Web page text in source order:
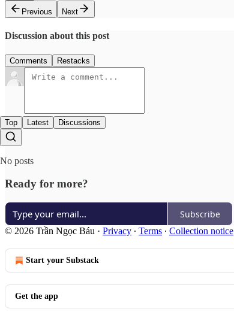
Previous
Next
Discussion about this post
Comments Restacks
Top Latest Discussions
No posts
Ready for more?
Subscribe
© 2026 Trần Ngọc Báu · Privacy ∙ Terms ∙ Collection notice
Start your Substack
Get the app